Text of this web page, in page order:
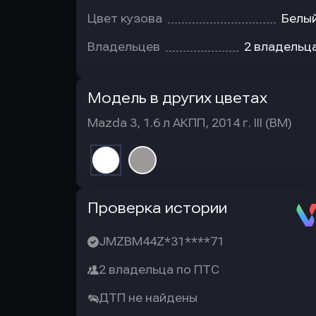
Цвет кузова
Владельцев 2
Модель в других цветах
Mazda 3, 1.6 л АКПП, 2014 г. III (BM)
Проверка истории
JMZBM44Z*31****71
2 владельца по ПТС
ДТП не найдены